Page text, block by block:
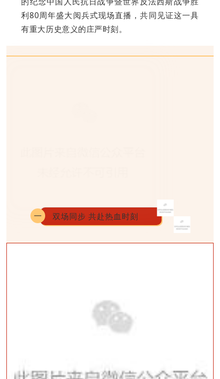
利80周年盛大阅兵式现场直播，共同见证这一具
有重大历史意义的庄严时刻。
一 双场同步 共赴热血时刻